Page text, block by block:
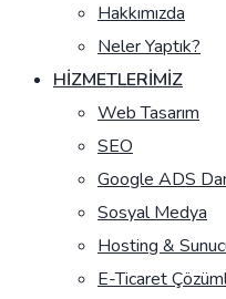
Hakkımızda
Neler Yaptık?
HIZMETLERIMIZ
Web Tasarım
SEO
Google ADS
Sosyal Medya
Hosting &
E-Ticaret